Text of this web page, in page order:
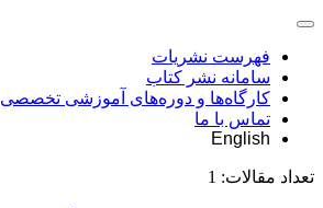
فهرست نشریات
سامانه نشر کتاب
کارگاه‌ها و دوره‌های آموزشی تخصصی
تماس با ما
English
تعداد مقالات: 1